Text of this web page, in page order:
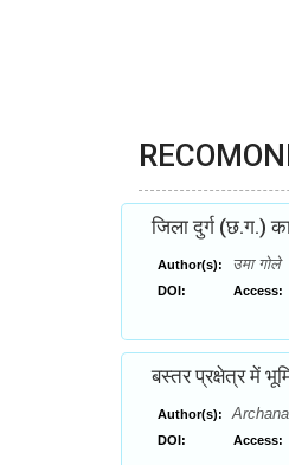
जिला दुर्ग (छ.ग.)
Author(s): उमा गोले
DOI: Access:
बस्तर प्रक्षेत्र में
Author(s):
DOI: Access: